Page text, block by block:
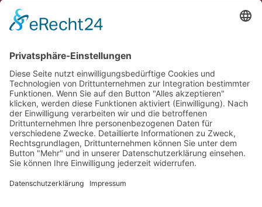
* Alle Preise inkl. gesetzl. Mehrwertsteuer zzgl.
und ggf.
Nachnahmegebühren, wenn nicht anders beschrieben
viba.de
4.90von5.00bei1685
Kontakt Versandkosten und Lieferung
Zahlungsarten
FAQ – Häufig gestellte Fragen
Mein Konto
Allgemeine Geschäftsbedingungen
Datenschutz
Impressum
Barrierefreiheit
Cookie-Einstellungen
Widerrufsbelehrung
Vertrag widerrufen